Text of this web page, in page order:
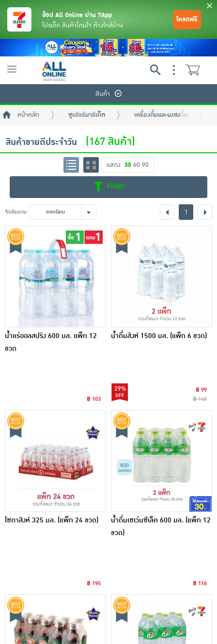
เครื่องดื่มและผงชงดื่ม
เครื่องปรุงรสและของแห้ง
ขนมขบเคี้ยว และช็อคโกแลต
อาหารสด ผัก ผลไม้และเบเกอรี่
พระเครื่อง test pop
ช้อป All Online ผ่าน 7App
โปรเด็ด สินค้าโดนใจ ห้างใกล้บ้าน
โหลดฟรี
Toggle
สินค้า
หน้าหลัก ซูเปอร์มาร์เก็ต เครื่องดื่มและผงชงดื่ม
สินค้าขายดีประจำวัน (167 สินค้า)
แสดง 30 60 90
Filter
จัดเรียงตาม ยอดนิยม 1
น้ำแร่ออลสปริง 600 มล. แพ็ก 12
ขวด
฿ 103
น้ำดื่มสิงห์ 1500 มล. (แพ็ก 6 ขวด)
29%
฿ 99
฿ 140
โซดาสิงห์ 325 มล. (แพ็ก 24 ขวด)
฿ 195
น้ำดื่มเซเว่นซีเล็ค 600 มล. (แพ็ก 12
ขวด)
฿ 116